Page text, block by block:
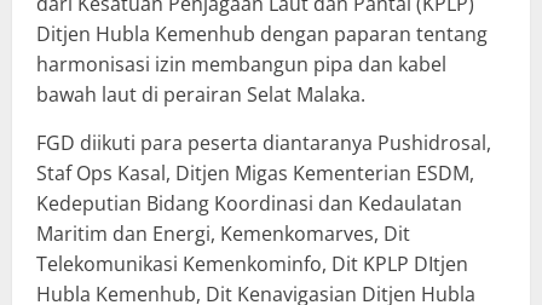
Ditjen Hubla Kemenhub dengan paparan tentang
harmonisasi izin membangun pipa dan kabel
bawah laut di perairan Selat Malaka.
FGD diikuti para peserta diantaranya Pushidrosal,
Staf Ops Kasal, Ditjen Migas Kementerian ESDM,
Kedeputian Bidang Koordinasi dan Kedaulatan
Maritim dan Energi, Kemenkomarves, Dit
Telekomunikasi Kemenkominfo, Dit KPLP DItjen
Hubla Kemenhub, Dit Kenavigasian Ditjen Hubla